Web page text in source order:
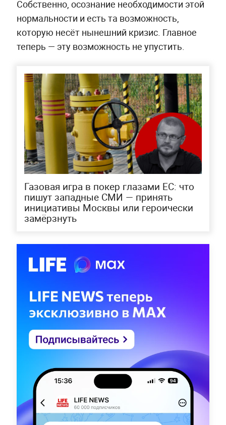
Собственно, осознание необходимости этой
нормальности и есть та возможность,
которую несёт нынешний кризис. Главное
теперь — эту возможность не упустить.
Газовая игра в покер глазами ЕС: что
пишут западные СМИ — принять
инициативы Москвы или героически
замёрзнуть